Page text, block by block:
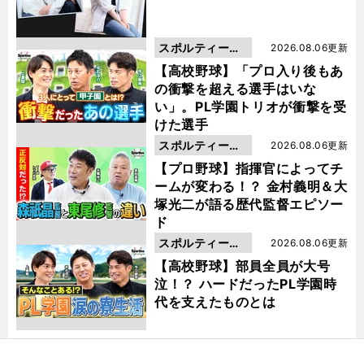
【高校野球】「プロ入り後もあ
の衝撃を超える選手はいな
い」。PL学園トリオが衝撃を受
けた選手
2026.08.06更新
スポルティーバ
動画
【プロ野球】指揮官によってチ
ームが変わる！？ 金村義明＆大
塚光二が語る歴代監督エピソー
ド
2026.08.06更新
スポルティーバ
動画
【高校野球】部員全員が大号
泣！？ ハードだったPL学園時
代を支えたものとは
2026.08.06更新
スポルティーバ
動画